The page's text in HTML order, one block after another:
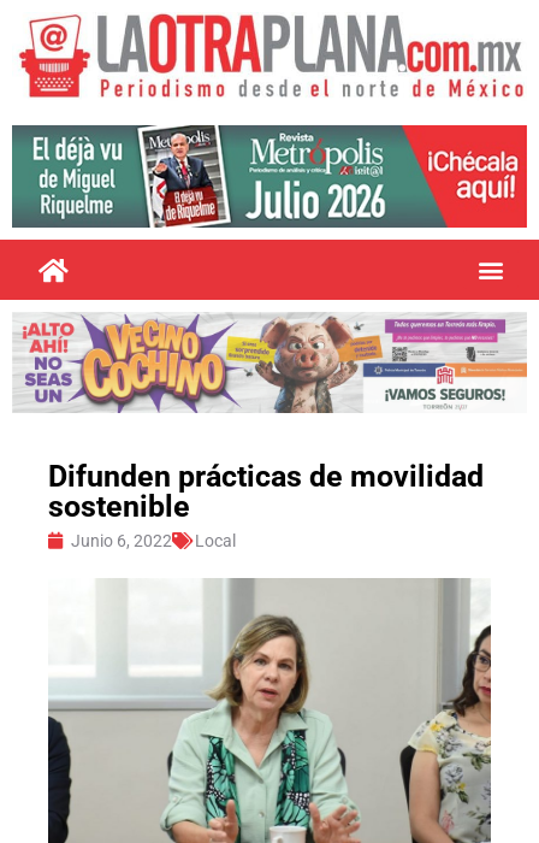
Difunden prácticas de movilidad
sostenible
Junio 6, 2022 Local